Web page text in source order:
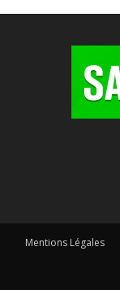
Mentions Légales